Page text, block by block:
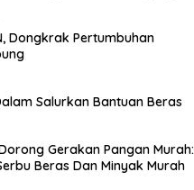
Dongkrak Pertumbuhan
Salurkan Bantuan Beras
Gerakan Pangan Murah:
Beras Dan Minyak Murah